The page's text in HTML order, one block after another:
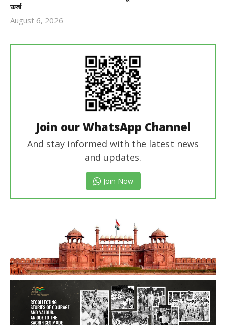
ऊर्जा
August 6, 2026
Join our WhatsApp Channel
And stay informed with the latest news
and updates.
Join Now